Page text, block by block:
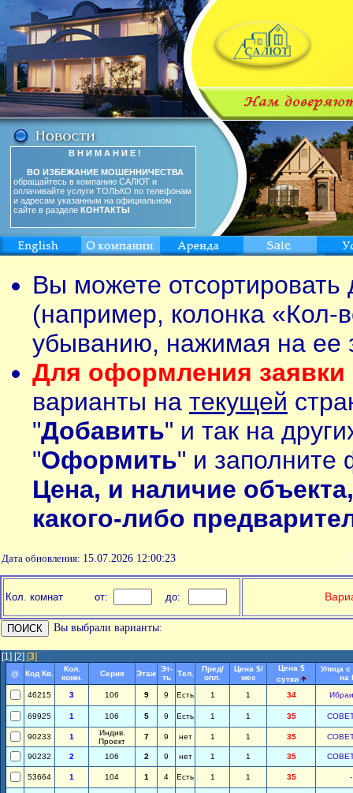
В Н И М А Н И Е !
ВО ИЗБЕЖАНИЕ МОШЕННИЧЕСТВА
обращайтесь в компанию САЛЮТ и
оплачивайте услуги ТОЛЬКО по телефонам
и адресам указанным на официальном
сайте в разделе КОНТАКТЫ
Вы можете
(например, колонка «Кол-
убыванию, нажимая на ее
Для оформления заявки
варианты на текущей
"Добавить" и так на
"Оформить" и заполните
Цена, и наличие
какого-либо
Дата обновления: 15.07.2026 12:00:23
Кол. комнат от: до:
Вы выбрали варианты:
[1] [2] [3]
@ Код Кв.
Кол.
комн.
Серия Этаж
Эт-
ть
Тел.
Пред/
опл.
Цена $/
мес
Цена $
сутки
Улица с
на
46215
3 106 9 9 Есть 1 1 34
69925 1 106 5 9 Есть 1 1 35
90233 1
Индив.
Проект
7 9 нет 1 1 35
90232 2 106 2 9 нет 1 1 35
53664 1 104 1 4 Есть 1 1 35 -